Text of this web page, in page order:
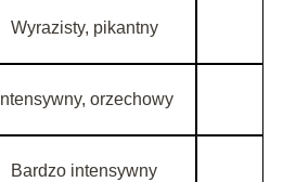
Wyrazisty, pikantny
Intensywny, orzechowy
Bardzo intensywny